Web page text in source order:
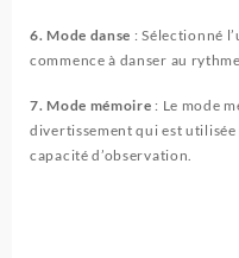
6. Mode danse : Sélectionné
commence à danser au
7. Mode mémoire : Le mode
divertissement qui est
capacité d’observation.